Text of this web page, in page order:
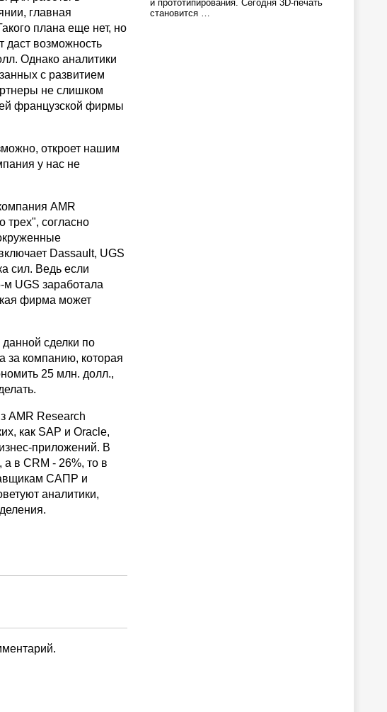
главная
плана еще нет, но
даст возможность
Однако аналитики
с развитием
не слишком
французской фирмы
откроет нашим
у нас не
AMR
трех", согласно
Dassault, UGS
сил. Ведь если
м UGS заработала
фирма может
данной сделки по
за компанию, которая
25 млн. долл.,
AMR Research
как SAP и Oracle,
приложений. В
а в CRM - 26%, то в
САПР и
аналитики,
и прототипирования. Сегодня 3D-печать
становится …